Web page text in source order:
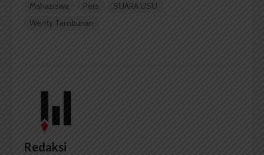
Mahasiswa
Pers
SUARA USU
Wenty Tambunan
Redaksi